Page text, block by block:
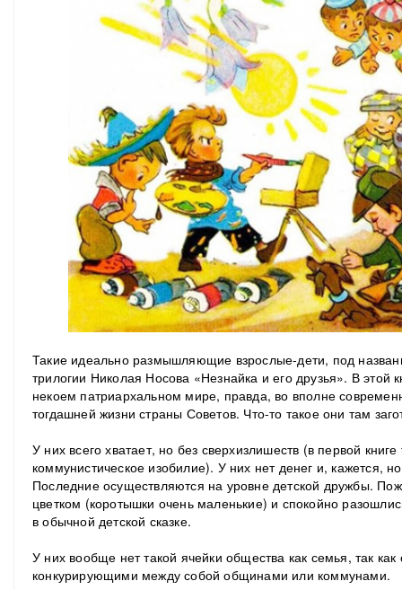
Такие идеально размышляющие взрослые-дети, под
трилогии Николая Носова «Незнайка и его друзья». В этой
некоем патриархальном мире, правда, во вполне
тогдашней жизни страны Советов. Что-то такое они там
У них всего хватает, но без сверхизлишеств (в первой
коммунистическое изобилие). У них нет денег и, кажется,
Последние осуществляются на уровне детской дружбы.
цветком (коротышки очень маленькие) и спокойно
в обычной детской сказке.
У них вообще нет такой ячейки общества как семья, так
конкурирующими между собой общинами или коммунами.